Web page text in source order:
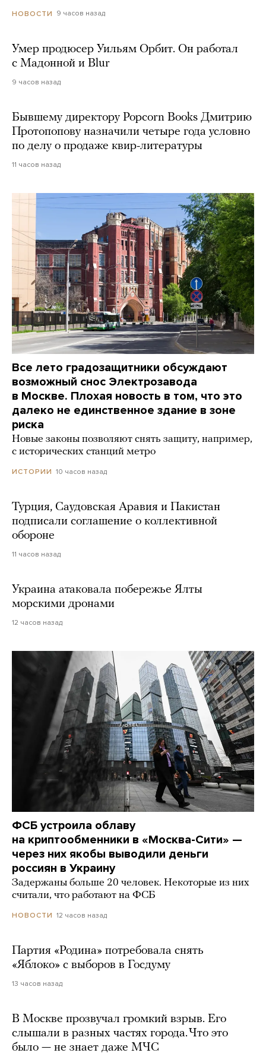
НОВОСТИ 9 часов назад
Умер продюсер Уильям Орбит. Он работал
с Мадонной и Blur
9 часов назад
Бывшему директору Popcorn Books Дмитрию
Протопопову назначили четыре года условно
по делу о продаже квир-литературы
11 часов назад
Все лето градозащитники обсуждают
возможный снос Электрозавода
в Москве. Плохая новость в том, что это
далеко не единственное здание в зоне
риска
Новые законы позволяют снять защиту, например,
с исторических станций метро
ИСТОРИИ 10 часов назад
Турция, Саудовская Аравия и Пакистан
подписали соглашение о коллективной
обороне
11 часов назад
Украина атаковала побережье Ялты
морскими дронами
12 часов назад
ФСБ устроила облаву
на криптообменники в «Москва-Сити» —
через них якобы выводили деньги
россиян в Украину
Задержаны больше 20 человек. Некоторые из них
считали, что работают на ФСБ
НОВОСТИ 12 часов назад
Партия «Родина» потребовала снять
«Яблоко» с выборов в Госдуму
13 часов назад
В Москве прозвучал громкий взрыв. Его
слышали в разных частях города. Что это
было — не знает даже МЧС